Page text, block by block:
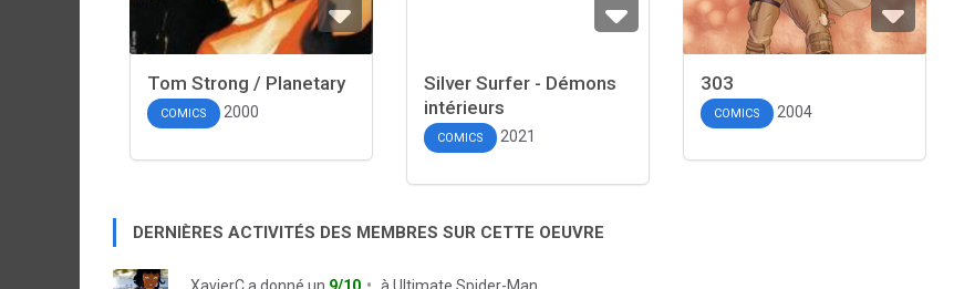
Tom Strong / Planetary
COMICS 2000
Silver Surfer - Démons
intérieurs
COMICS 2021
303
COMICS 2004
DERNIÈRES ACTIVITÉS DES MEMBRES SUR CETTE OEUVRE